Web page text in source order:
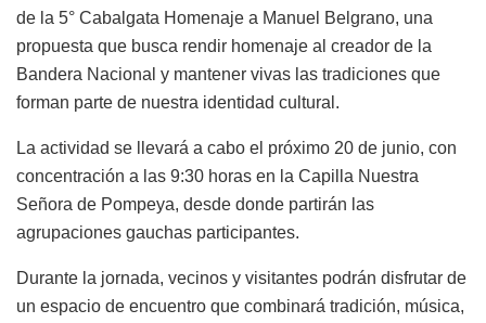
de la 5° Cabalgata Homenaje a Manuel Belgrano, una
propuesta que busca rendir homenaje al creador de la
Bandera Nacional y mantener vivas las tradiciones que
forman parte de nuestra identidad cultural.
La actividad se llevará a cabo el próximo 20 de junio, con
concentración a las 9:30 horas en la Capilla Nuestra
Señora de Pompeya, desde donde partirán las
agrupaciones gauchas participantes.
Durante la jornada, vecinos y visitantes podrán disfrutar de
un espacio de encuentro que combinará tradición, música,